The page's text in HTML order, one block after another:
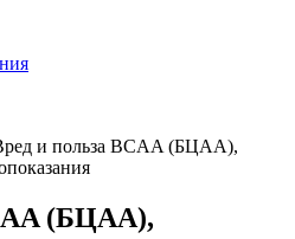
и польза BCAA (БЦАА),
(БЦАА),